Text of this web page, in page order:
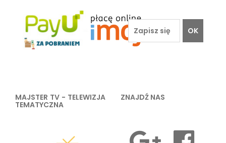
OK
MAJSTER TV - TELEWIZJA
TEMATYCZNA
ZNAJDŹ NAS